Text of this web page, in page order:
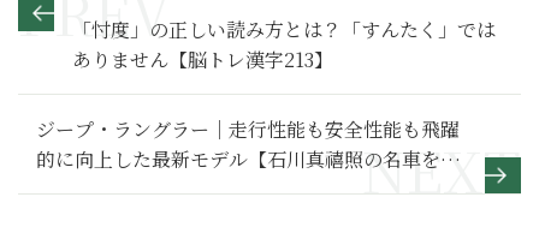
「忖度」の正しい読み方とは？「すんたく」では
ありません【脳トレ漢字213】
ジープ・ラングラー｜走行性能も安全性能も飛躍
的に向上した最新モデル【石川真禧照の名車を利
く】